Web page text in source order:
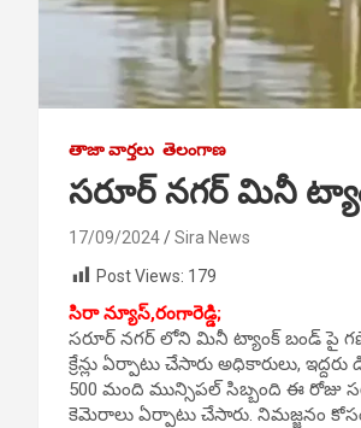
తాజా వార్తలు తెలంగాణ
సరూర్ నగర్ మినీ
17/09/2024
Sira News
Post Views: 179
సిరా న్యూస్,రంగారెడ్డి;
సరూర్ నగర్ లోని మినీ ట్యాంక్ బండ్ పై
క్రేన్లు ఏర్పాటు చేసారు అధికారులు,
500 మంది మున్సిపల్ సిబ్బంది ఈ రోజు
కెమెరాలు ఏర్పాటు చేసారు. నిమజ్జనం